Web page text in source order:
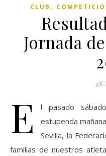
CLUB ,
Jornada
E
l pasado
estupenda
Sevilla, la
familias de nuestros